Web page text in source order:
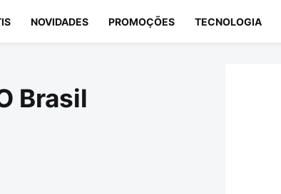
NOVIDADES PROMOÇÕES TECNOLOGIA
Brasil